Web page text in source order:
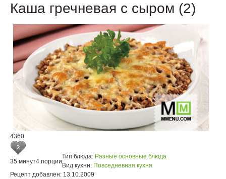
Каша гречневая с сыром (2)
4360
2
35 минут4 порции
Тип блюда: Разные основные блюда
Вид кухни: Повседневная кухня
Рецепт добавлен: 13.10.2009